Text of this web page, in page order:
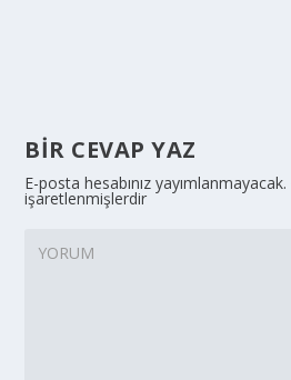
BIR CEVAP YAZ
E-posta hesabınız yayımlanmayacak.
işaretlenmişlerdir